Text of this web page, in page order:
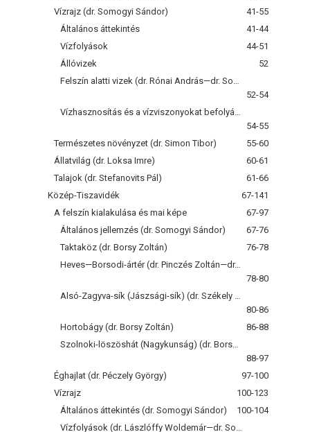
Vízrajz (dr. Somogyi Sándor)
41-55
Általános áttekintés
41-44
Vízfolyások
44-51
Állóvizek
52
52-54
54-55
Természetes növényzet (dr. Simon Tibor)
55-60
Állatvilág (dr. Loksa Imre)
60-61
Talajok (dr. Stefanovits Pál)
61-66
Közép-Tiszavidék
67-141
A felszín kialakulása és mai képe
67-97
Általános jellemzés (dr. Somogyi Sándor)
67-76
Taktaköz (dr. Borsy Zoltán)
76-78
Heves—Borsodi-ártér (dr. Pinczés Zoltán—dr. Székely András)
78-80
80-86
Hortobágy (dr. Borsy Zoltán)
86-88
88-97
Éghajlat (dr. Péczely György)
97-100
Vízrajz
100-123
Általános áttekintés (dr. Somogyi Sándor)
100-104